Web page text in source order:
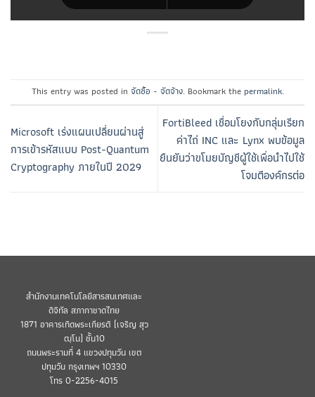
This entry was posted in จัดซื้อ - จัดจ้าง. Bookmark the permalink.
Microsoft เร่งแผนเปลี่ยนผ่านสู่
การเข้ารหัสแบบ Post-Quantum
Cryptography ภายในปี 2029
FortiBleed เชื่อมโยงกับกลุ่มเรียก
ค่าไถ่ INC และ Lynx พบข้อมูล
ยืนยันว่าขโมยบัญชีผู้ใช้เพื่อนำไปใช้
โจมตีองค์กรต่อ
สำนักงานเทคโนโลยีสารสนเทศและ
ดิจิทัล สภากาชาดไทย
1871 อาคารเทิดพระเกียรติ (เจริญ สุว
ฒฺโน) ชั้น10
ถนนพระรามที่ 4 แขวงปทุมวัน เขต
ปทุมวัน กรุงเทพฯ 10330
โทร 0-2256-4015